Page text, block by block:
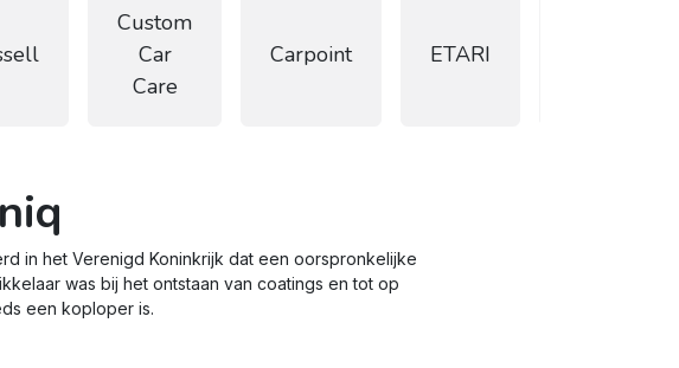
Custom
Car
Care
Carpoint ETARI
in het Verenigd Koninkrijk dat een oorspronkelijke
was bij het ontstaan van coatings en tot op
een koploper is.